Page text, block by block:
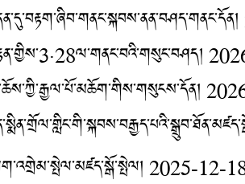
2025-12-